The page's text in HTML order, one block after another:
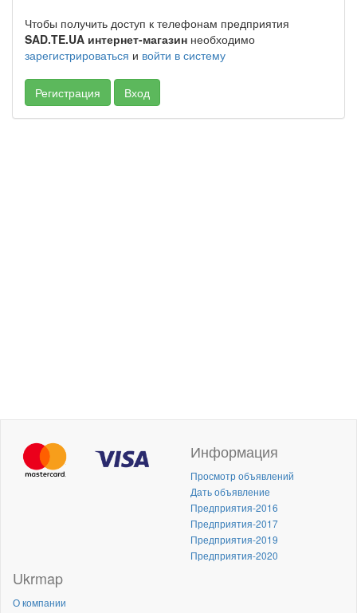
Чтобы получить доступ к телефонам предприятия
SAD.TE.UA интернет-магазин необходимо
зарегистрироваться и войти в систему
Регистрация Вход
Информация
Просмотр объявлений
Дать объявление
Предприятия-2016
Предприятия-2017
Предприятия-2019
Предприятия-2020
Ukrmap
О компании